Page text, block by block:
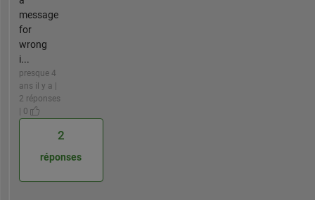
message
for
wrong
i...
presque 4
ans il y a |
2 réponses
| 0
2
réponses